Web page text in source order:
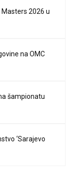
2026 u
na OMC
šampionatu
‘Sarajevo